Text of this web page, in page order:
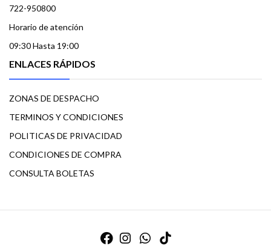
722-950800
Horario de atención
09:30 Hasta 19:00
ENLACES RÁPIDOS
ZONAS DE DESPACHO
TERMINOS Y CONDICIONES
POLITICAS DE PRIVACIDAD
CONDICIONES DE COMPRA
CONSULTA BOLETAS